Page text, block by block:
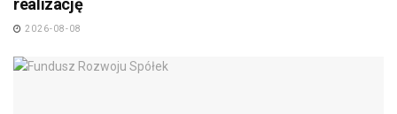
realizację
2026-08-08